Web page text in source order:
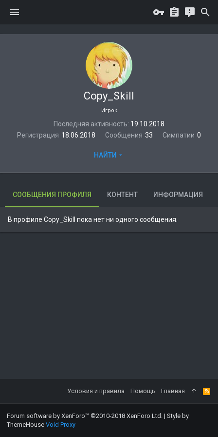
Copy_Skill
Игрок
Последняя активность 19.10.2018
Регистрация 18.06.2018 Сообщения 33 Симпатии 0
НАЙТИ
СООБЩЕНИЯ ПРОФИЛЯ КОНТЕНТ ИНФОРМАЦИЯ
В профиле Copy_Skill пока нет ни одного сообщения.
Условия и правила Помощь Главная
Forum software by XenForo™ ©2010-2018 XenForo Ltd. | Style by
ThemeHouse Void Proxy